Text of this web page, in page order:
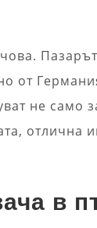
от
не само
отлична
в